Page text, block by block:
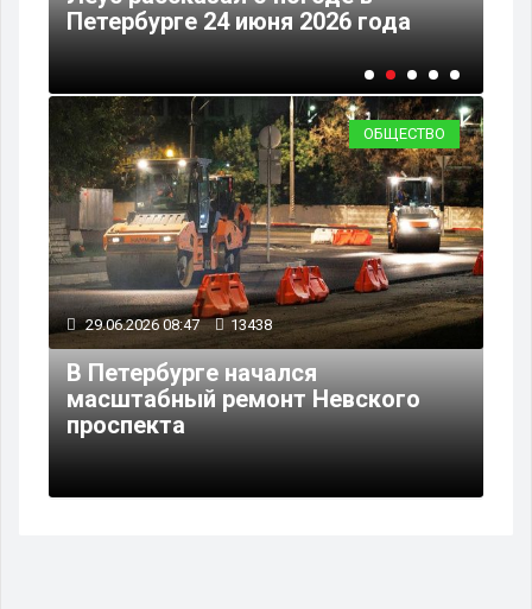
Петербурге 24 июня 2026 года
ОБЩЕСТВО
29.06.2026 08:47 13438
В Петербурге начался
масштабный ремонт Невского
проспекта